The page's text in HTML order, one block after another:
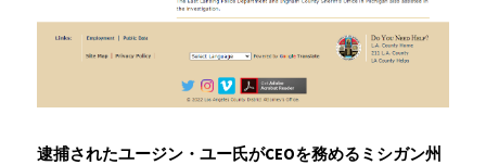
逮捕されたユージン・ユー氏がCEOを務めるミシガン州